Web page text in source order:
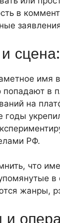
в
имя в
попадают в
на
годы
РФ.
что
жанры,
и